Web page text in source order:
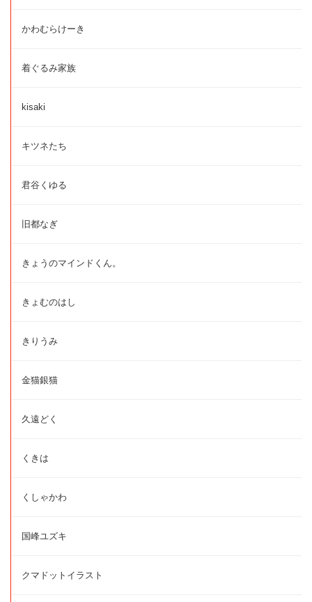
かわむらけーき
着ぐるみ家族
kisaki
キツネたち
君谷くゆる
旧都なぎ
きょうのマインドくん。
きょむのはし
きりうみ
金猫銀猫
久遠どく
くきは
くしゃかわ
国峰ユズキ
クマドットイラスト